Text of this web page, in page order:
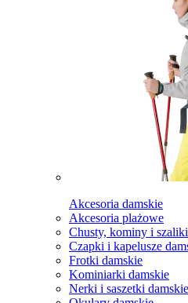
Akcesoria damskie
Akcesoria plażowe
Chusty, kominy i
Czapki i kapelusze
Frotki damskie
Kominiarki damskie
Nerki i saszetki damskie